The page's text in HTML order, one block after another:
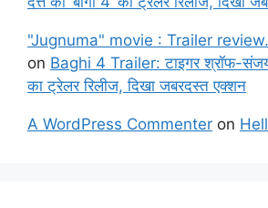
"Jugnuma" movie : Trailer
on Baghi 4 Trailer: टाइगर श्रॉफ-संजय
का ट्रेलर रिलीज, दिखा जबरदस्त एक्शन
A WordPress Commenter on